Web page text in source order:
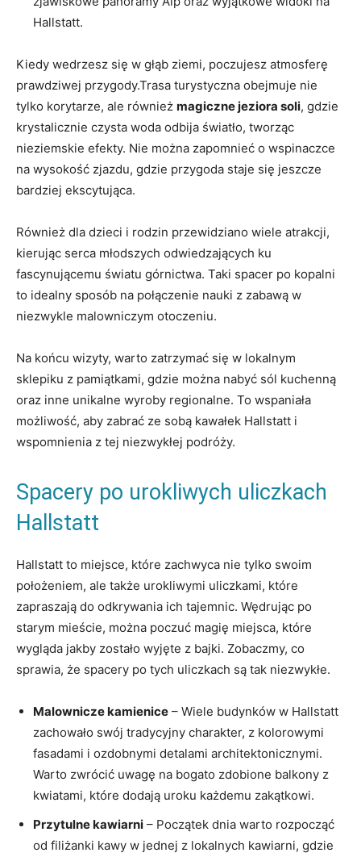
Hallstatt.
Kiedy ‌wedrzesz się w głąb ziemi, poczujesz atmosferę
prawdziwej​ przygody.Trasa ⁤turystyczna ​obejmuje nie
tylko korytarze, ale również magiczne jeziora ⁤soli, gdzie
krystalicznie czysta woda odbija światło, tworząc
nieziemskie efekty. Nie⁢ można zapomnieć o wspinaczce​
na wysokość zjazdu, gdzie przygoda staje się jeszcze‍
bardziej ekscytująca.
Również dla⁢ dzieci i rodzin przewidziano wiele atrakcji,
kierując serca młodszych odwiedzających ku
fascynującemu światu górnictwa. Taki‍ spacer po kopalni
‌to idealny sposób na połączenie nauki z zabawą w
niezwykle malowniczym otoczeniu.
Na końcu wizyty, warto​ zatrzymać się w lokalnym
sklepiku z pamiątkami, gdzie można⁣ nabyć sól kuchenną
oraz inne unikalne wyroby regionalne. To wspaniała
możliwość, ‌aby zabrać ze sobą kawałek Hallstatt i
wspomnienia z tej niezwykłej⁤ podróży.
Spacery po urokliwych uliczkach
Hallstatt
Hallstatt to miejsce, które zachwyca ​nie ⁢tylko swoim
położeniem,​ ale także urokliwymi uliczkami, które
zapraszają do odkrywania ich tajemnic. Wędrując po⁤
starym mieście, można poczuć magię miejsca, które
wygląda jakby zostało wyjęte z bajki. ⁣Zobaczmy, co
sprawia, ⁣że spacery po ‌tych uliczkach są tak niezwykłe.
Malownicze kamienice – Wiele budynków w Hallstatt
zachowało swój tradycyjny charakter, z kolorowymi
fasadami i ozdobnymi detalami architektonicznymi.
Warto​ zwrócić uwagę na bogato zdobione balkony z‍
kwiatami, które dodają ⁣uroku każdemu zakątkowi.
Przytulne ⁢kawiarni ⁣– Początek dnia ​warto ‌rozpocząć
od filiżanki kawy w jednej ‌z lokalnych kawiarni, gdzie